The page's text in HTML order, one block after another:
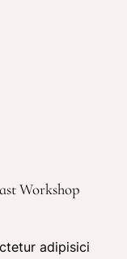
Workshop
adipisici